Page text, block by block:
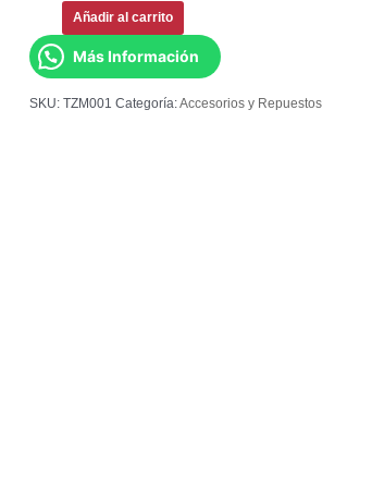
Añadir al carrito
Más Información
SKU:TZM001 Categoría:Accesorios y Repuestos